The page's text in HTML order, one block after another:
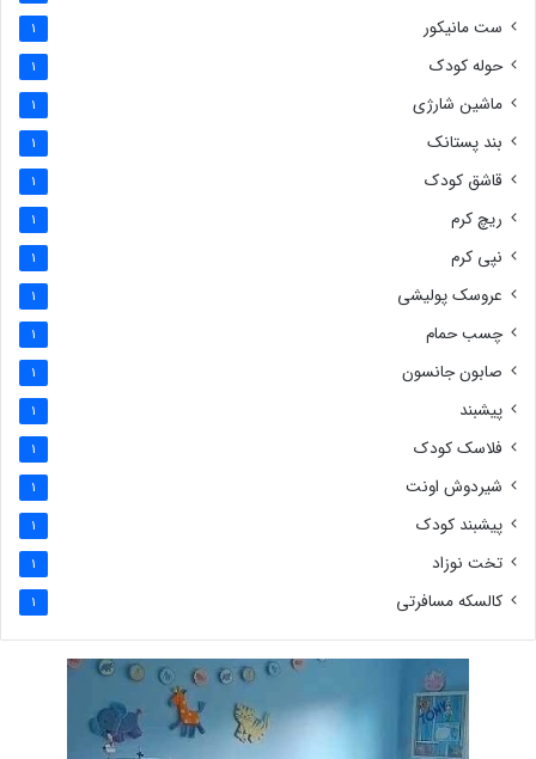
ست مانیکور 1
حوله کودک 1
ماشین شارژی 1
بند پستانک 1
قاشق کودک 1
ریچ کرم 1
نپی کرم 1
عروسک پولیشی 1
چسب حمام 1
صابون جانسون 1
پیشبند 1
فلاسک کودک 1
شیردوش اونت 1
پیشبند کودک 1
تخت نوزاد 1
کالسکه مسافرتی 1